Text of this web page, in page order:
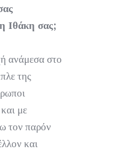
Ιθάκη σας;
ανάμεσα στο
της
με
τον παρόν
και